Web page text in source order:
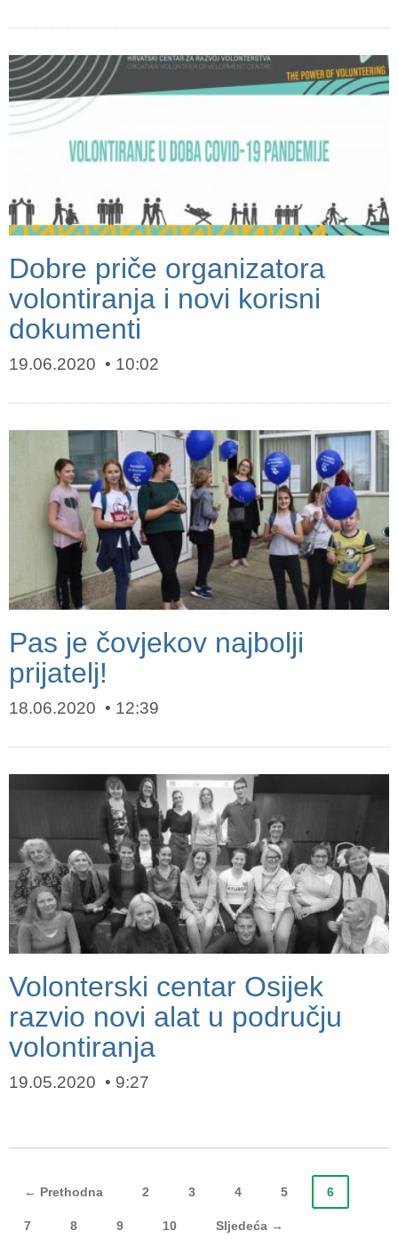
Dobre priče organizatora
volontiranja i novi korisni
dokumenti
19.06.2020 10:02
Pas je čovjekov najbolji
prijatelj!
18.06.2020 12:39
Volonterski centar Osijek
razvio novi alat u području
volontiranja
19.05.2020 9:27
← Prethodna 2 3 4 5 6
7 8 9 10 Sljedeća →